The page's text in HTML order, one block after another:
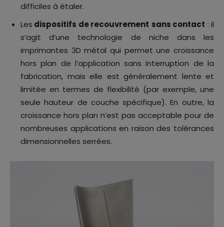
difficiles à étaler.
Les dispositifs de recouvrement sans contact : il
s’agit d’une technologie de niche dans les
imprimantes 3D métal qui permet une croissance
hors plan de l’application sans interruption de la
fabrication, mais elle est généralement lente et
limitée en termes de flexibilité (par exemple, une
seule hauteur de couche spécifique). En outre, la
croissance hors plan n’est pas acceptable pour de
nombreuses applications en raison des tolérances
dimensionnelles serrées.